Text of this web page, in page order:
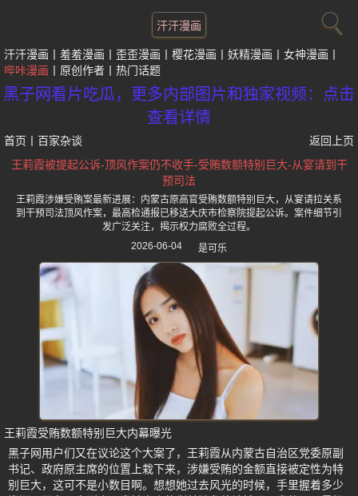
汗汗漫画
汗汗漫画 羞羞漫画 歪歪漫画 樱花漫画 妖精漫画
女神漫画
哔咔漫画
原创作者 热门话题
黑子网看片吃瓜，更多内部图片和独家视频：点击
查看详情
首页 百家杂谈
返回上页
王莉霞被提起公诉-顶风作案仍不收手-受贿数额特别巨大-从宴请到干
预司法
王莉霞涉嫌受贿案最新进展：内蒙古原高官受贿数额特别巨大，从宴请拉关系
到干预司法顶风作案，最高检通报已移送大庆市检察院提起公诉。案件细节引
发广泛关注，揭示权力腐败全过程。
2026-06-04
是可乐
王莉霞受贿数额特别巨大内幕曝光
黑子网用户们又在议论这个大案了，王莉霞从内蒙古自治区党委原副
书记、政府原主席的位置上栽下来，涉嫌受贿的金额直接被定性为特
别巨大，这可不是小数目啊。想想她过去风光的时候，手里握着多少